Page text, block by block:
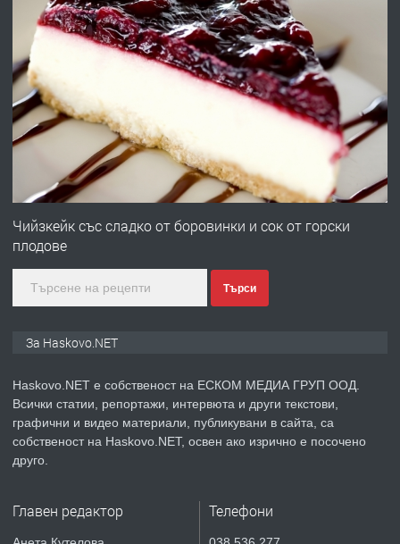
ПРЕДЛАГА
ПРОСТОРЕН ТРИСТАЕН
АПАРТАМЕНТ В НОВА СГРАДА КВ.
преди 2 дни
ПРЕДЛАГА
Продавам парцел в гр. Хасково кв.
асфалт 0889 537 426
ПРЕДЛАГА СГЛОБЯВАНЕ НА МЕБЕЛИ.
преди 2 дни
ПРЕДЛАГА
№4119 Едностаен обзаведен
апартамент под наем в кв.
Чийзкейк със сладко от боровинки и сок от горски
плодове
Търси
За Haskovo.NET
Haskovo.NET е собственост на ЕСКОМ МЕДИА ГРУП ООД.
Всички статии, репортажи, интервюта и други текстови,
графични и видео материали, публикувани в сайта, са
собственост на Haskovo.NET, освен ако изрично е посочено
друго.
Главен редактор Телефони